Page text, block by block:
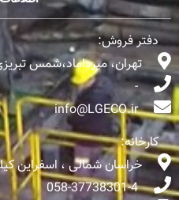
دفتر فروش:
تهران، میرداماد،شمس
-
info@LGECO.ir
کارخانه:
خراسان شمالی ، اسفراین کیلومتر 10 جاده
058-37738301-4